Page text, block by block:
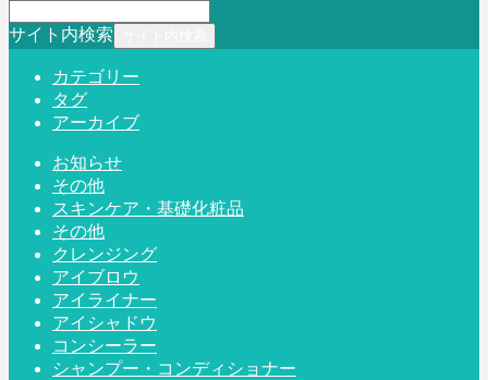
サイト内検索
カテゴリー
タグ
アーカイブ
お知らせ
その他
スキンケア・基礎化粧品
その他
クレンジング
アイブロウ
アイライナー
アイシャドウ
コンシーラー
シャンプー・コンディショナー